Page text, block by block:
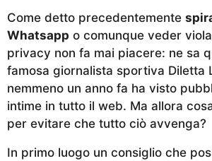
Come detto precedentemente
Whatsapp o comunque veder
privacy non fa mai piacere: ne sa
famosa giornalista sportiva Diletta
nemmeno un anno fa ha visto
intime in tutto il web. Ma allora
per evitare che tutto ciò avvenga?
In primo luogo un consiglio che